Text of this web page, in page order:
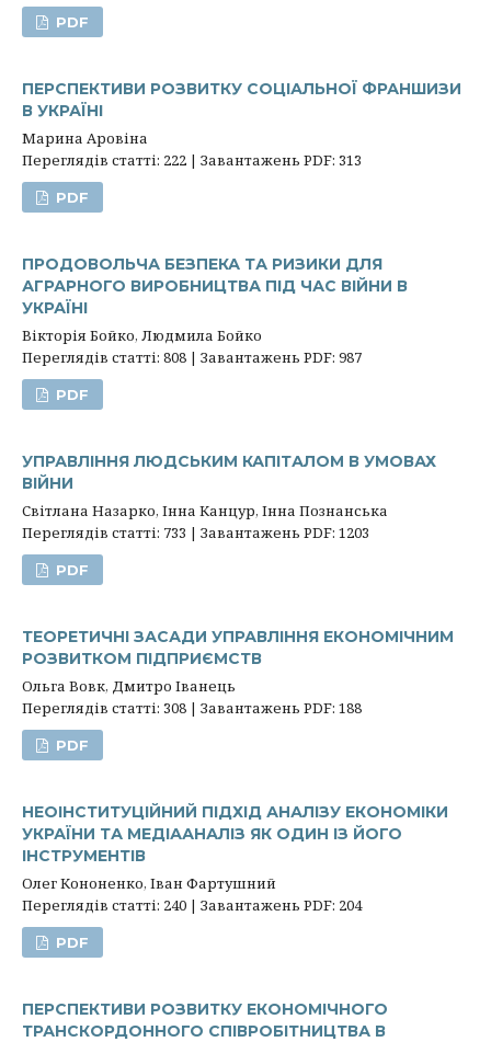
PDF
ПЕРСПЕКТИВИ РОЗВИТКУ СОЦІАЛЬНОЇ ФРАНШИЗИ
В УКРАЇНІ
Марина Аровіна
Переглядів статті: 222 | Завантажень PDF: 313
PDF
ПРОДОВОЛЬЧА БЕЗПЕКА ТА РИЗИКИ ДЛЯ
АГРАРНОГО ВИРОБНИЦТВА ПІД ЧАС ВІЙНИ В
УКРАЇНІ
Вікторія Бойко, Людмила Бойко
Переглядів статті: 808 | Завантажень PDF: 987
PDF
УПРАВЛІННЯ ЛЮДСЬКИМ КАПІТАЛОМ В УМОВАХ
ВІЙНИ
Світлана Назарко, Інна Канцур, Інна Познанська
Переглядів статті: 733 | Завантажень PDF: 1203
PDF
ТЕОРЕТИЧНІ ЗАСАДИ УПРАВЛІННЯ ЕКОНОМІЧНИМ
РОЗВИТКОМ ПІДПРИЄМСТВ
Ольга Вовк, Дмитро Іванець
Переглядів статті: 308 | Завантажень PDF: 188
PDF
НЕОІНСТИТУЦІЙНИЙ ПІДХІД АНАЛІЗУ ЕКОНОМІКИ
УКРАЇНИ ТА МЕДІААНАЛІЗ ЯК ОДИН ІЗ ЙОГО
ІНСТРУМЕНТІВ
Олег Кононенко, Іван Фартушний
Переглядів статті: 240 | Завантажень PDF: 204
PDF
ПЕРСПЕКТИВИ РОЗВИТКУ ЕКОНОМІЧНОГО
ТРАНСКОРДОННОГО СПІВРОБІТНИЦТВА В